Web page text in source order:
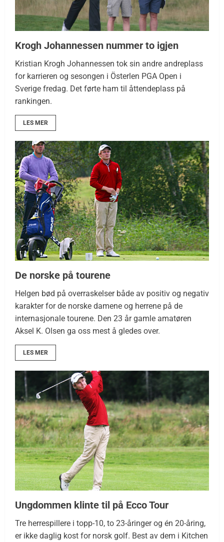
Krogh Johannessen nummer to igjen
Kristian Krogh Johannessen tok sin andre andreplass
for karrieren og sesongen i Österlen PGA Open i
Sverige fredag. Det førte ham til åttendeplass på
rankingen.
LES MER
De norske på tourene
Helgen bød på overraskelser både av positiv og negativ
karakter for de norske damene og herrene på de
internasjonale tourene. Den 23 år gamle amatøren
Aksel K. Olsen ga oss mest å gledes over.
LES MER
Ungdommen klinte til på Ecco Tour
Tre herrespillere i topp-10, to 23-åringer og én 20-åring,
er ikke daglig kost for norsk golf. Best av dem i Kitchen